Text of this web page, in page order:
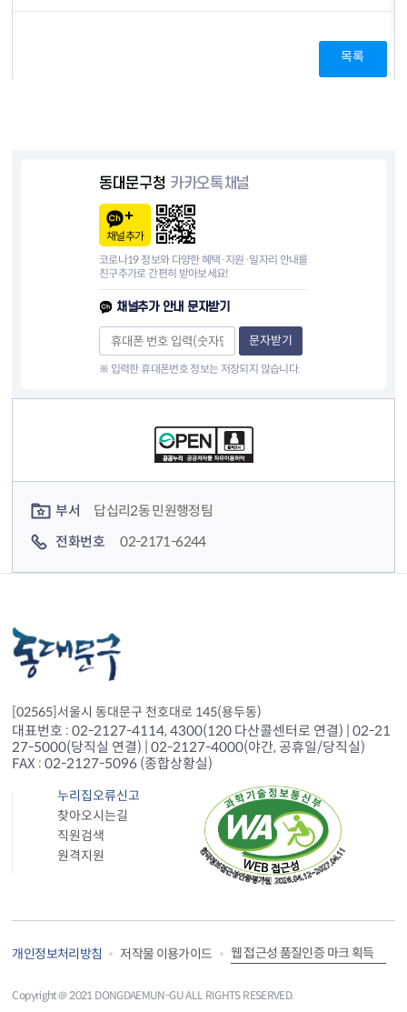
목록
동대문구청 카카오톡채널
채널추가
코로나19 정보와 다양한 혜택·지원·일자리 안내를
친구추가로 간편히 받아보세요!
채널추가 안내 문자받기
문자받기
※ 입력한 휴대폰번호 정보는 저장되지 않습니다.
부서
답십리2동 민원행정팀
전화번호
02-2171-6244
[02565]서울시 동대문구 천호대로 145(용두동)
대표번호 : 02-2127-4114, 4300(120 다산콜센터로 연결) | 02-21
27-5000(당직실 연결) | 02-2127-4000(야간, 공휴일/당직실)
FAX : 02-2127-5096 (종합상황실)
누리집오류신고
찾아오시는길
직원검색
원격지원
개인정보처리방침 저작물 이용가이드 웹 접근성 품질인증 마크 획득
Copyright＠ 2021 DONGDAEMUN-GU ALL RIGHTS RESERVED.